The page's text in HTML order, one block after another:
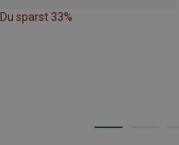
Du sparst 33%